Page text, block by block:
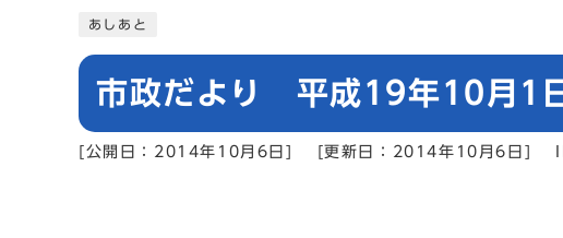
あしあと
市政だより 平成19年10月1
[公開日：2014年10月6日] [更新日：2014年10月6日]